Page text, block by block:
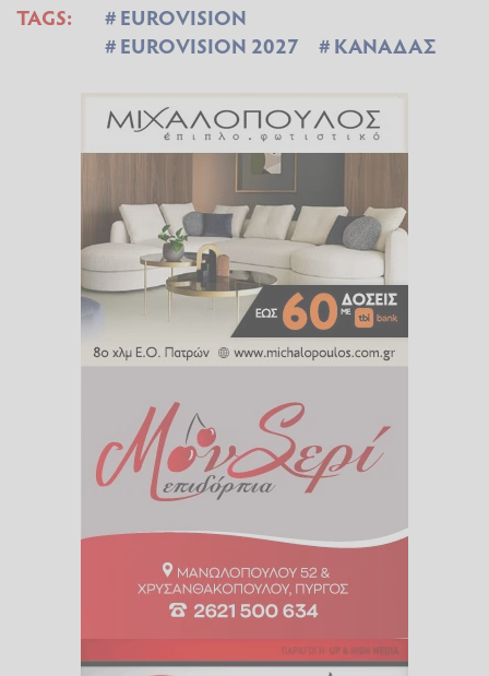
TAGS:
EUROVISION
EUROVISION 2027
ΚΑΝΑΔΑΣ